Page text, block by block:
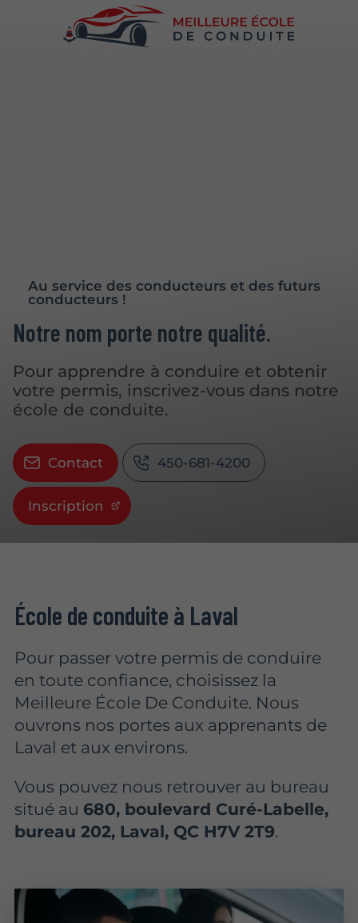
Au service des conducteurs et des futurs
conducteurs !
Notre nom porte notre qualité.
Pour apprendre à conduire et obtenir
votre permis, inscrivez-vous dans notre
école de conduite.
Contact 450-681-4200
Inscription
École de conduite à Laval
Pour passer votre permis de conduire
en toute confiance, choisissez la
Meilleure École De Conduite. Nous
ouvrons nos portes aux apprenants de
Laval et aux environs.
Vous pouvez nous retrouver au bureau
situé au 680, boulevard Curé-Labelle,
bureau 202, Laval, QC H7V 2T9.